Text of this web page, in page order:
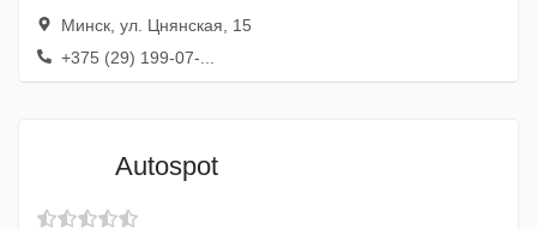
Минск, ул. Цнянская, 15
+375 (29) 199-07-...
Autospot